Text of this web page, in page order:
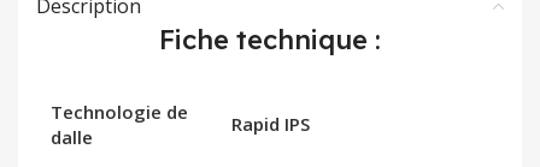
Description
Fiche technique :
Technologie de
dalle
Rapid IPS